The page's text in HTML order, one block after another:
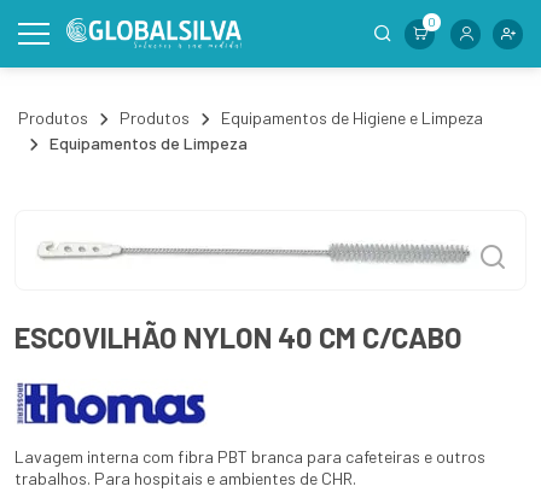
0
Produtos Produtos
Equipamentos de Higiene e Limpeza
Equipamentos de Limpeza
ESCOVILHÃO NYLON 40 CM C/CABO
Lavagem interna com fibra PBT branca para cafeteiras e outros
trabalhos. Para hospitais e ambientes de CHR.